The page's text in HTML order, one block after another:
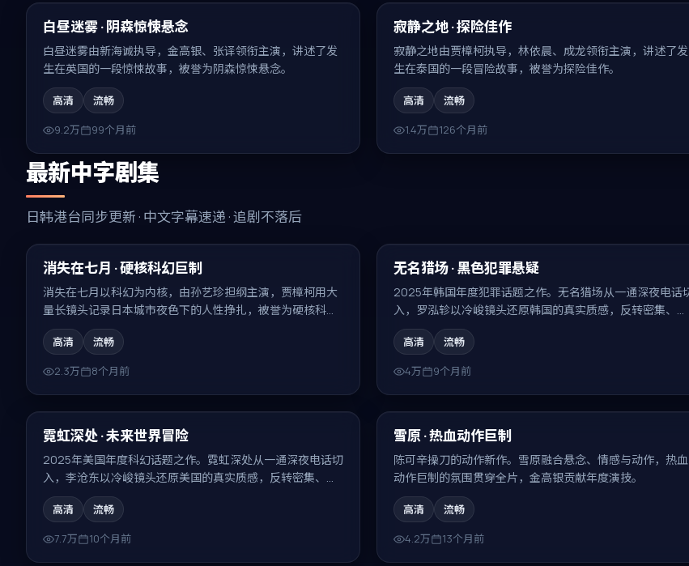
精选
白昼迷雾 · 阴森惊悚悬念
白昼迷雾由新海诚执导，金高银、张译领衔主演，讲述了发
生在英国的一段惊悚故事，被誉为阴森惊悚悬念。
高清
流畅
9.2万
99个月前
精选
寂静之地 · 探险佳作
寂静之地由贾樟柯执导，林依晨、成龙领衔主演，讲述了发
生在泰国的一段冒险故事，被誉为探险佳作。
高清
流畅
1.4万
126个月前
最新中字剧集
日韩港台同步更新 · 中文字幕速递 · 追剧不落后
最新
消失在七月 · 硬核科幻巨制
消失在七月以科幻为内核，由孙艺珍担纲主演，贾樟柯用大
量长镜头记录日本城市夜色下的人性挣扎，被誉为硬核科幻
巨制。
高清
流畅
2.3万
8个月前
最新
无名猎场 · 黑色犯罪悬疑
2025年韩国年度犯罪话题之作。无名猎场从一通深夜电话
入，罗泓轸以冷峻镜头还原韩国的真实质感，反转密集、回
味无穷。
高清
流畅
4万
9个月前
最新
霓虹深处 · 未来世界冒险
2025年美国年度科幻话题之作。霓虹深处从一通深夜电话切
入，李沧东以冷峻镜头还原美国的真实质感，反转密集、回
味无穷。
高清
流畅
7.7万
10个月前
最新
雪原 · 热血动作巨制
陈可辛操刀的动作新作。雪原融合悬念、情感与动作，热血
动作巨制的氛围贯穿全片，金高银贡献年度演技。
高清
流畅
4.2万
13个月前